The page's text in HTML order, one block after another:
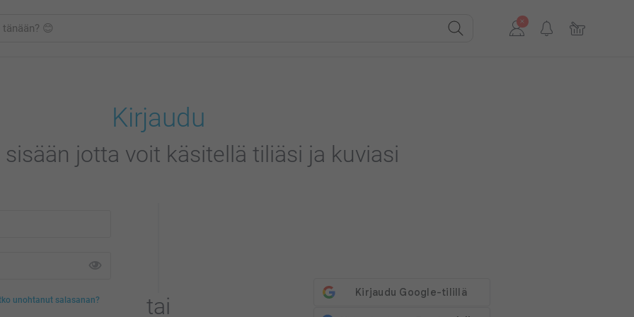
Kirjaudu
jotta voit käsitellä tiliäsi ja kuviasi
unohtanut salasanan? tai